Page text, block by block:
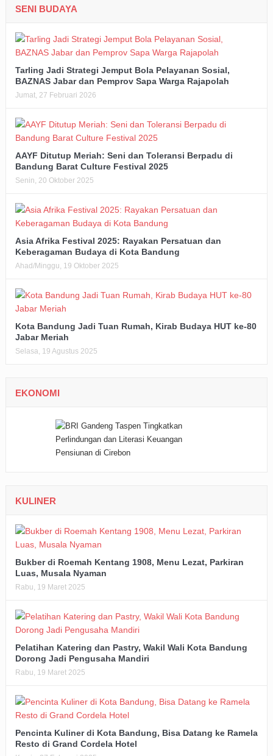
SENI BUDAYA
Tarling Jadi Strategi Jemput Bola Pelayanan Sosial,
BAZNAS Jabar dan Pemprov Sapa Warga Rajapolah
Jumat, 27 Februari 2026
AAYF Ditutup Meriah: Seni dan Toleransi Berpadu di
Bandung Barat Culture Festival 2025
Senin, 20 Oktober 2025
Asia Afrika Festival 2025: Rayakan Persatuan dan
Keberagaman Budaya di Kota Bandung
Ahad/Minggu, 19 Oktober 2025
Kota Bandung Jadi Tuan Rumah, Kirab Budaya HUT ke-80
Jabar Meriah
Selasa, 19 Agustus 2025
EKONOMI
KULINER
Bukber di Roemah Kentang 1908, Menu Lezat, Parkiran
Luas, Musala Nyaman
Rabu, 19 Maret 2025
Pelatihan Katering dan Pastry, Wakil Wali Kota Bandung
Dorong Jadi Pengusaha Mandiri
Rabu, 19 Maret 2025
Pencinta Kuliner di Kota Bandung, Bisa Datang ke Ramela
Resto di Grand Cordela Hotel